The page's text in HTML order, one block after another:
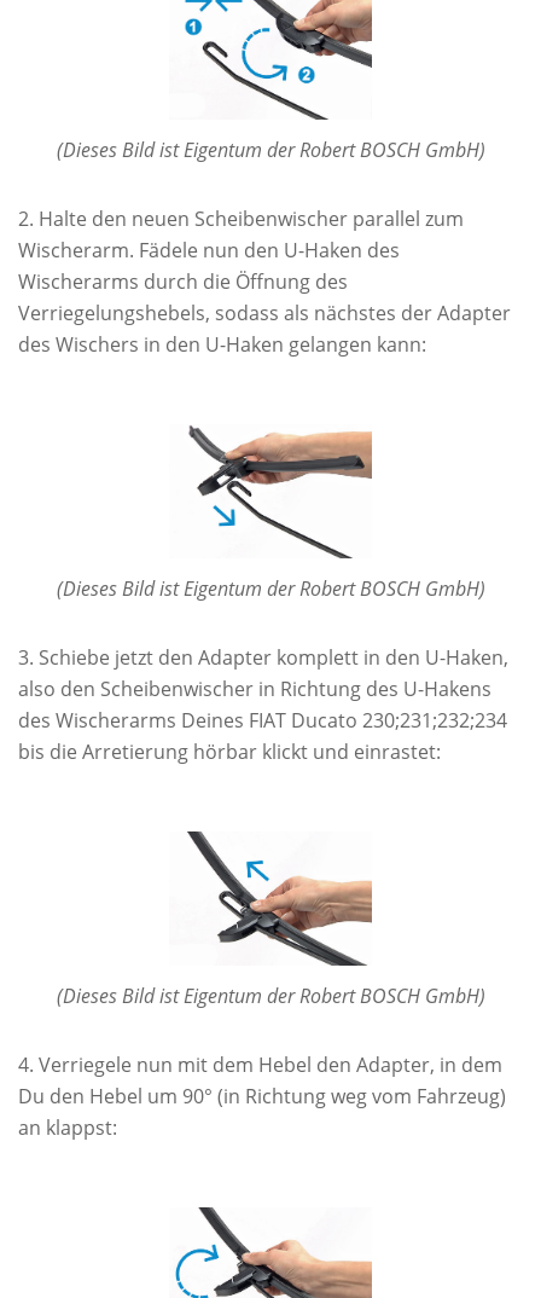
(Dieses Bild ist Eigentum der Robert BOSCH GmbH)
Halte den neuen Scheibenwischer parallel zum
Wischerarm. Fädele nun den U-Haken des
Wischerarms durch die Öffnung des
Verriegelungshebels, sodass als nächstes der Adapter
des Wischers in den U-Haken gelangen kann:
(Dieses Bild ist Eigentum der Robert BOSCH GmbH)
Schiebe jetzt den Adapter komplett in den U-Haken,
also den Scheibenwischer in Richtung des U-Hakens
des Wischerarms Deines FIAT Ducato 230;231;232;234
bis die Arretierung hörbar klickt und einrastet:
(Dieses Bild ist Eigentum der Robert BOSCH GmbH)
Verriegele nun mit dem Hebel den Adapter, in dem
Du den Hebel um 90° (in Richtung weg vom Fahrzeug)
an klappst: